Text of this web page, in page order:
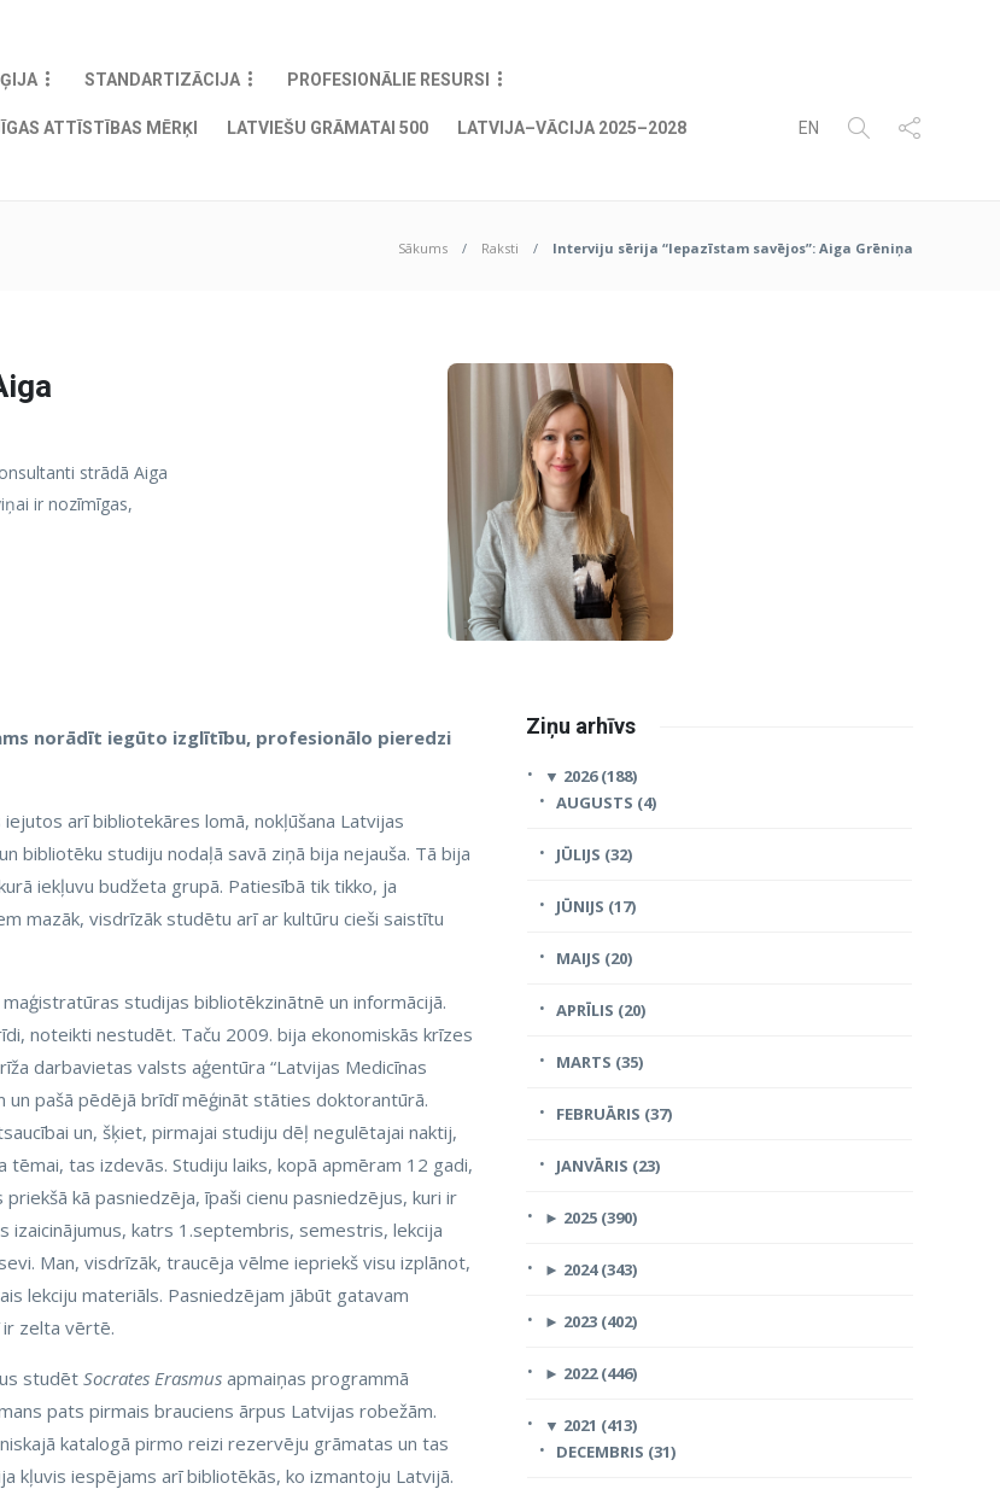
STANDARTIZĀCIJA PROFESIONĀLIE RESURSI
ATTĪSTĪBAS MĒRĶI LATVIEŠU GRĀMATAI 500 LATVIJA–VĀCIJA 2025–2028 EN
Sākums Raksti Interviju sērija “Iepazīstam savējos”: Aiga Grēniņa
strādā Aiga
ir nozīmīgas,
norādīt iegūto izglītību, profesionālo pieredzi
arī bibliotekāres lomā, nokļūšana Latvijas
bibliotēku studiju nodaļā savā ziņā bija nejauša. Tā bija
iekļuvu budžeta grupā. Patiesībā tik tikko, ja
mazāk, visdrīzāk studētu arī ar kultūru cieši saistītu
studijas bibliotēkzinātnē un informācijā.
noteikti nestudēt. Taču 2009. bija ekonomiskās krīzes
darbavietas valsts aģentūra “Latvijas Medicīnas
un pašā pēdējā brīdī mēģināt stāties doktorantūrā.
un, šķiet, pirmajai studiju dēļ negulētajai naktij,
tas izdevās. Studiju laiks, kopā apmēram 12 gadi,
kā pasniedzēja, īpaši cienu pasniedzējus, kuri ir
izaicinājumus, katrs 1.septembris, semestris, lekcija
Man, visdrīzāk, traucēja vēlme iepriekš visu izplānot,
lekciju materiāls. Pasniedzējam jābūt gatavam
zelta vērtē.
studēt Socrates Erasmus apmaiņas programmā
pats pirmais brauciens ārpus Latvijas robežām.
katalogā pirmo reizi rezervēju grāmatas un tas
kļuvis iespējams arī bibliotēkās, ko izmantoju Latvijā.
Ziņu arhīvs
▼ 2026 (188)
AUGUSTS (4)
JŪLIJS (32)
JŪNIJS (17)
MAIJS (20)
APRĪLIS (20)
MARTS (35)
FEBRUĀRIS (37)
JANVĀRIS (23)
► 2025 (390)
► 2024 (343)
► 2023 (402)
► 2022 (446)
▼ 2021 (413)
DECEMBRIS (31)